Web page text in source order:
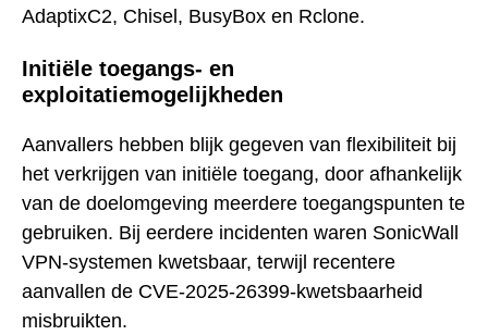
AdaptixC2, Chisel, BusyBox en Rclone.
Initiële toegangs- en
exploitatiemogelijkheden
Aanvallers hebben blijk gegeven van flexibiliteit bij
het verkrijgen van initiële toegang, door afhankelijk
van de doelomgeving meerdere toegangspunten te
gebruiken. Bij eerdere incidenten waren SonicWall
VPN-systemen kwetsbaar, terwijl recentere
aanvallen de CVE-2025-26399-kwetsbaarheid
misbruikten.